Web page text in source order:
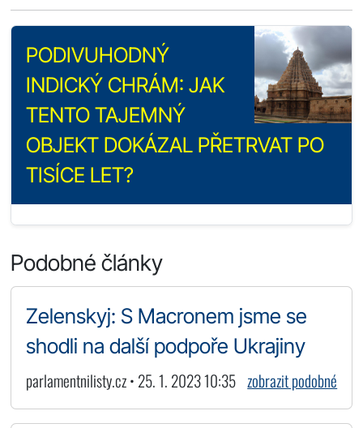
PODIVUHODNÝ
INDICKÝ CHRÁM: JAK
TENTO TAJEMNÝ
OBJEKT DOKÁZAL PŘETRVAT PO
TISÍCE LET?
Podobné články
Zelenskyj: S Macronem jsme se
shodli na další podpoře Ukrajiny
parlamentnilisty.cz • 25. 1. 2023 10:35 zobrazit podobné